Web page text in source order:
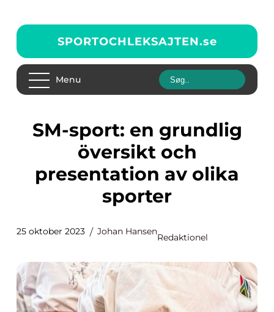
SPORTOCHLEKSAJTEN.se
Menu
SM-sport: en grundlig
översikt och
presentation av olika
sporter
25 oktober 2023 Johan Hansen
Redaktionel